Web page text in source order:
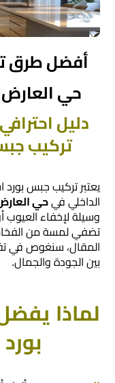
دهانات
الرياض
تركيب
بديل
تركيب
ديكور
فوم
الرياض
ملاحق
الرياض
أفضل طرق
حي
دليل
تركيب
​يعتبر تركيب جبس
الداخلي فيحي
وسيلة لإخفاء العيوب
تضفي لمسة من
المقال، سنغوص في
بين الجودة والجمال.
​لماذا